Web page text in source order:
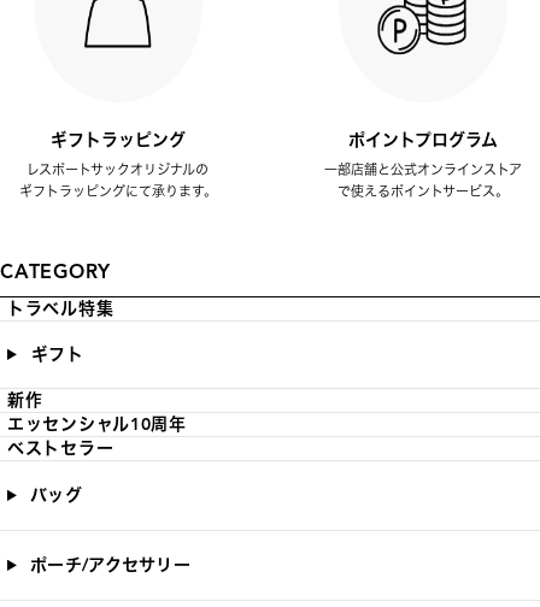
ギフトラッピング
レスポートサックオリジナルの
ギフトラッピングにて承ります。
ポイントプログラム
一部店舗と公式オンラインストア
で使えるポイントサービス。
CATEGORY
トラベル特集
ギフト
新作
エッセンシャル10周年
ベストセラー
バッグ
ポーチ/アクセサリー